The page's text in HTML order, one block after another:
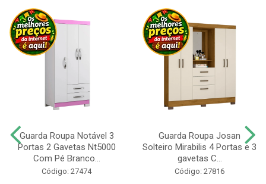
Guarda Roupa Notável 3
Portas 2 Gavetas Nt5000
Com Pé Branco...
Código: 27474
Guarda Roupa Josan
Solteiro Mirabilis 4 Portas e 3
gavetas C...
Código: 27816